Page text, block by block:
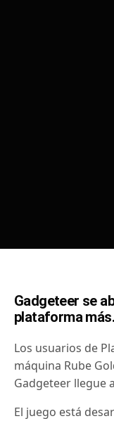
Gadgeteer se
plataforma más.
Los usuarios de
máquina Rube
Gadgeteer llegue
El juego está